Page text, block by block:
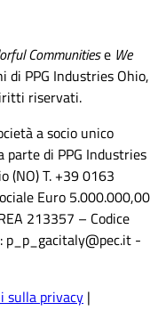
Communitiese We
di PPG Industries Ohio,
riservati.
a socio unico
parte di PPG Industries
(NO) T. +39 0163
Euro 5.000.000,00
213357 – Codice
p_p_gacitaly@pec.it -
sulla privacy |